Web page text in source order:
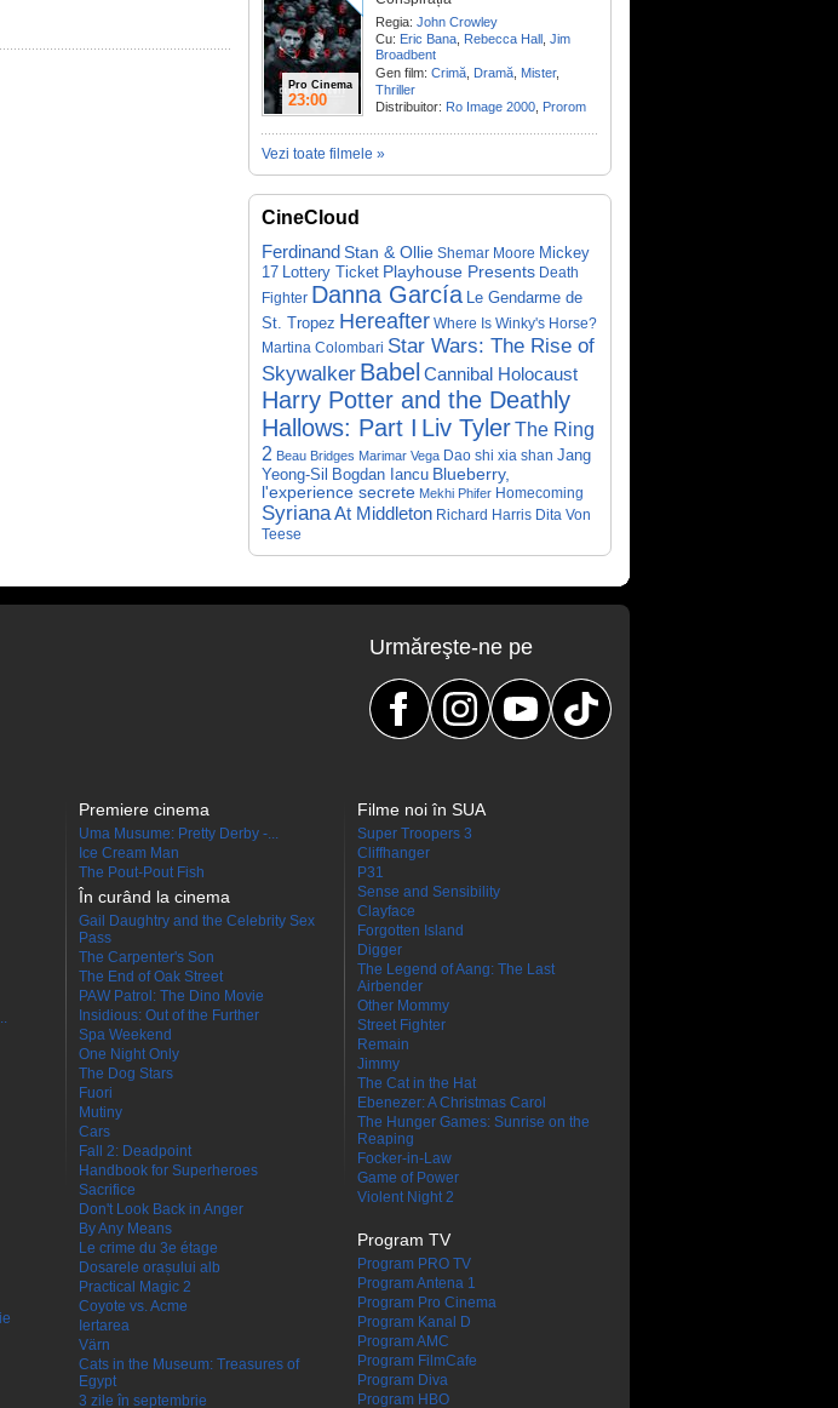
Pro Cinema
23:00
Regia: John Crowley
Cu: Eric Bana Rebecca Hall Jim
Broadbent
Gen film: Crimă Dramă Mister,
Thriller
Distribuitor: Ro Image 2000 Prorom
Vezi toate filmele »
CineCloud
Ferdinand Stan & Ollie Shemar Moore Mickey
17 Lottery Ticket Playhouse Presents Death
Fighter Danna García Le Gendarme de
St. Tropez Hereafter Where Is Winky's Horse?
Martina Colombari Star Wars: The Rise of
Skywalker Babel Cannibal Holocaust
Harry Potter and the Deathly
Hallows: Part I Liv TylerThe Ring
2 Beau Bridges Marimar Vega Dao shi xia shan Jang
Yeong-Sil
Bogdan Iancu Blueberry,
l'experience secrete Mekhi Phifer Homecoming
SyrianaAt Middleton Richard Harris Dita Von
Teese
Urmăreşte-ne pe
Premiere cinema
Uma Musume: Pretty Derby -...
Ice Cream Man
The Pout-Pout Fish
În curând la cinema
Gail Daughtry and the Celebrity Sex
Pass
The Carpenter's Son
The End of Oak Street
PAW Patrol: The Dino Movie
Insidious: Out of the Further
Spa Weekend
One Night Only
The Dog Stars
Fuori
Mutiny
Cars
Fall 2: Deadpoint
Handbook for Superheroes
Sacrifice
Don't Look Back in Anger
By Any Means
Le crime du 3e étage
Dosarele orașului alb
Practical Magic 2
Coyote vs. Acme
Iertarea
Värn
Cats in the Museum: Treasures of
Egypt
3 zile în septembrie
Filme noi în SUA
Super Troopers 3
Cliffhanger
P31
Sense and Sensibility
Clayface
Forgotten Island
Digger
The Legend of Aang: The Last
Airbender
Other Mommy
Street Fighter
Remain
Jimmy
The Cat in the Hat
Ebenezer: A Christmas Carol
The Hunger Games: Sunrise on the
Reaping
Focker-in-Law
Game of Power
Violent Night 2
Program TV
Program PRO TV
Program Antena 1
Program Pro Cinema
Program Kanal D
Program AMC
Program FilmCafe
Program Diva
Program HBO